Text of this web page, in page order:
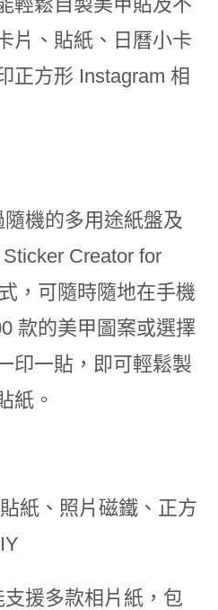
片、貼紙、日曆小卡
正方形 Instagram 相
機的多用途紙盤及
Creator for
，可隨時隨地在手機
款的美甲圖案或選擇
印一貼，即可輕鬆製
紙。
紙、照片磁鐵、正方
援多款相片紙，包